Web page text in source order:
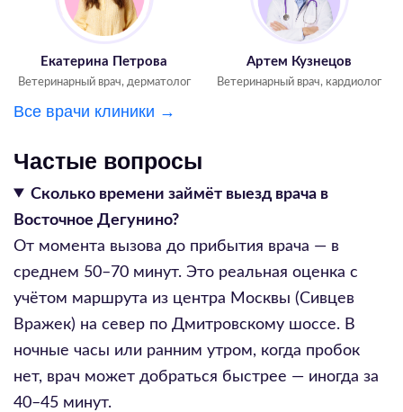
Екатерина Петрова
Ветеринарный врач, дерматолог
Артем Кузнецов
Ветеринарный врач, кардиолог
Все врачи клиники →
Частые вопросы
Сколько времени займёт выезд врача в
Восточное Дегунино?
От момента вызова до прибытия врача — в
среднем 50–70 минут. Это реальная оценка с
учётом маршрута из центра Москвы (Сивцев
Вражек) на север по Дмитровскому шоссе. В
ночные часы или ранним утром, когда пробок
нет, врач может добраться быстрее — иногда за
40–45 минут.